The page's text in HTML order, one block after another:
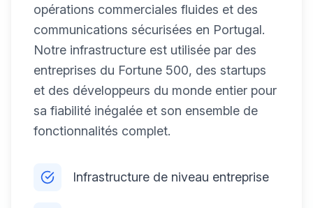
opérations commerciales fluides et des
communications sécurisées en Portugal.
Notre infrastructure est utilisée par des
entreprises du Fortune 500, des startups
et des développeurs du monde entier pour
sa fiabilité inégalée et son ensemble de
fonctionnalités complet.
Infrastructure de niveau entreprise